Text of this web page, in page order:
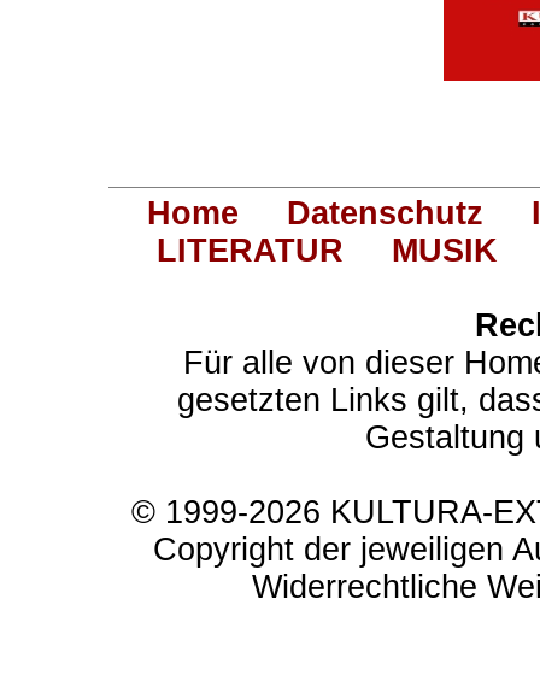
Home Datenschutz
LITERATUR
MUSIK
Für alle von dieser
gesetzten Links gilt,
Gestaltung
© 1999-2026 KULTURA-
Copyright der jeweiligen
Widerrechtliche